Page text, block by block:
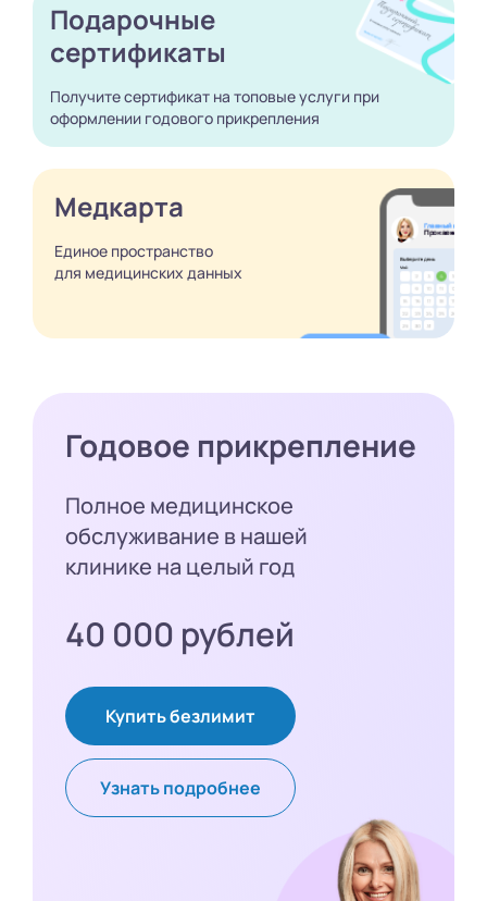
Подарочные
сертификаты
Получите сертификат на топовые услуги при
оформлении годового прикрепления
Медкарта
Единое пространство
для медицинских данных
Годовое прикрепление
Полное медицинское
обслуживание в нашей
клинике на целый год
40 000 рублей
Купить безлимит
Узнать подробнее